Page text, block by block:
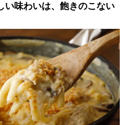
い味わいは、飽きのこない